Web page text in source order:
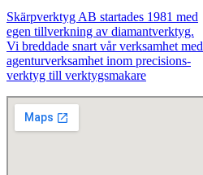
Skärpverktyg AB startades 1981 med
egen tillverkning av diamantverktyg.
Vi breddade snart vår verksamhet med
agenturverksamhet inom precisions-
verktyg till verktygsmakare